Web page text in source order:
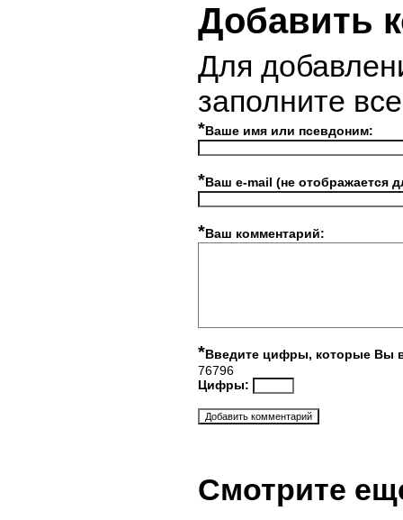
Добавить
Для
заполните
*Ваше имя или псевдоним:
*Ваш e-mail (не отображается
*Ваш комментарий:
*Введите цифры, которые Вы
76796
Цифры:
Смотрите